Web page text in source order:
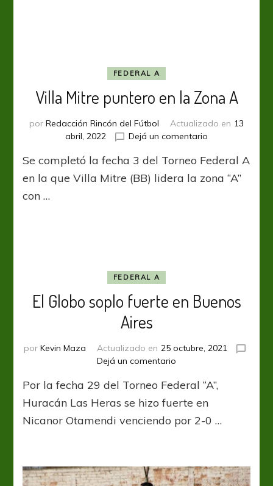
FEDERAL A
Villa Mitre puntero en la Zona A
por Redacción Rincón del Fútbol Actualizado en 13
abril, 2022
Dejá un comentario
Mitre
puntero
Se completó la fecha 3 del Torneo Federal A
en la que Villa Mitre (BB) lidera la zona “A”
con …
FEDERAL A
El Globo soplo fuerte en Buenos
Aires
por Kevin Maza Actualizado en 25 octubre, 2021
Dejá un comentario
Globo
soplo
en
Por la fecha 29 del Torneo Federal “A”,
Huracán Las Heras se hizo fuerte en
Nicanor Otamendi venciendo por 2-0 …